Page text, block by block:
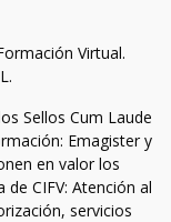
Virtual.
Sellos Cum Laude
Emagister y
en valor los
de CIFV: Atención al
servicios